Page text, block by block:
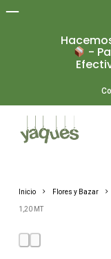
-
Inicio Flores y Bazar
1,20 MT